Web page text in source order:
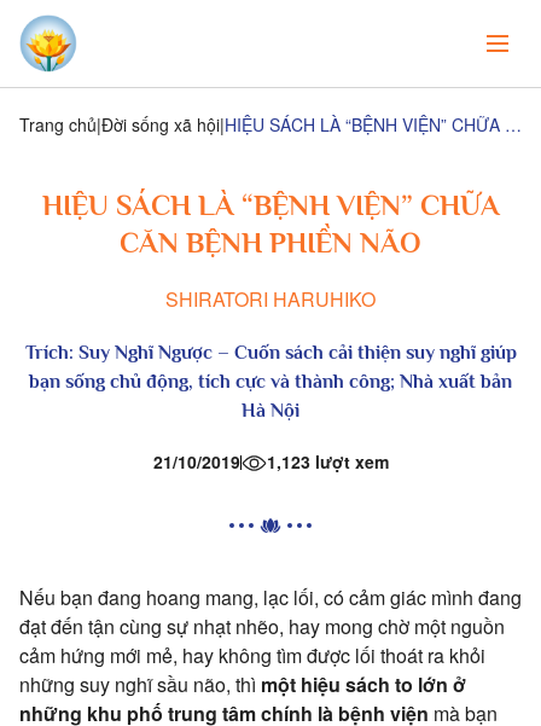
Trang chủ Đời sống xã hội HIỆU SÁCH LÀ “BỆNH VIỆN” CHỮA CĂN BỆNH PHIỀN NÃO
HIỆU SÁCH LÀ “BỆNH VIỆN” CHỮA
CĂN BỆNH PHIỀN NÃO
SHIRATORI HARUHIKO
Trích: Suy Nghĩ Ngược– Cuốn sách cải thiện suy nghĩ giúp
bạn sống chủ động, tích cực và thành công; Nhà xuất bản
Hà Nội
21/10/2019 1,123 lượt xem
Nếu bạn đang hoang mang, lạc lối, có cảm giác mình đang
đạt đến tận cùng sự nhạt nhẽo, hay mong chờ một nguồn
cảm hứng mới mẻ, hay không tìm được lối thoát ra khỏi
những suy nghĩ sầu não, thì một hiệu sách to lớn ở
những khu phố trung tâm chính là bệnh viện mà bạn